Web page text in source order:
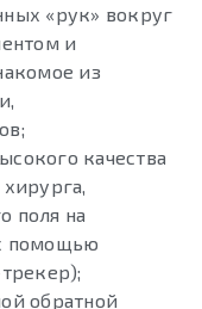
«рук» вокруг
и
из
качества
поля на
помощью
обратной